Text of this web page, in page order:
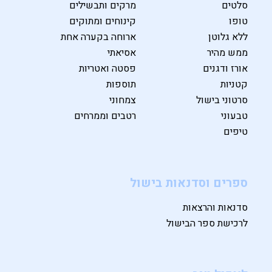
סלטים
מרקים ותבשילים
טופו
קינוחים ומתוקים
ללא גלוטן
ארוחה בקערה אחת
ממש מהיר
אסיאתי
אורז ודגנים
פסטה ואטריות
קטניות
תוספות
סרטוני בישול
צמחוני
טבעוני
רטבים וממרחים
טיפים
ספרים וסדנאות בישול
סדנאות והרצאות
לרכישת ספר הבישול